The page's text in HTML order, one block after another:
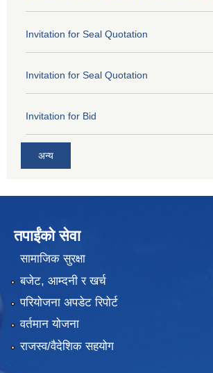
Invitation for Seal Quotation
Invitation for Seal Quotation
Invitation for Bid
अन्य
तपाईंको सेवा
सामाजिक सुरक्षा
बजेट, आम्दनी र खर्च
परियोजना अपडेट रिपोर्ट
वर्तमान योजना
राजस्व/वैदेशिक सहयोग